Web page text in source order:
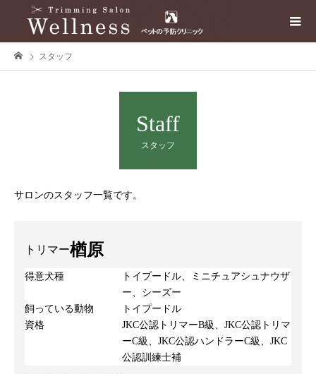
スタッフ
Staff
スタッフ
サロンのスタッフ一覧です。
トリマー楢原
得意犬種
トイプードル、ミニチュアシュナウザ
ー、シーズー
飼っている動物
トイプードル
資格
JKC公認トリマーB級、JKC公認トリマ
ーC級、JKC公認ハンドラーC級、JKC
公認訓練士補